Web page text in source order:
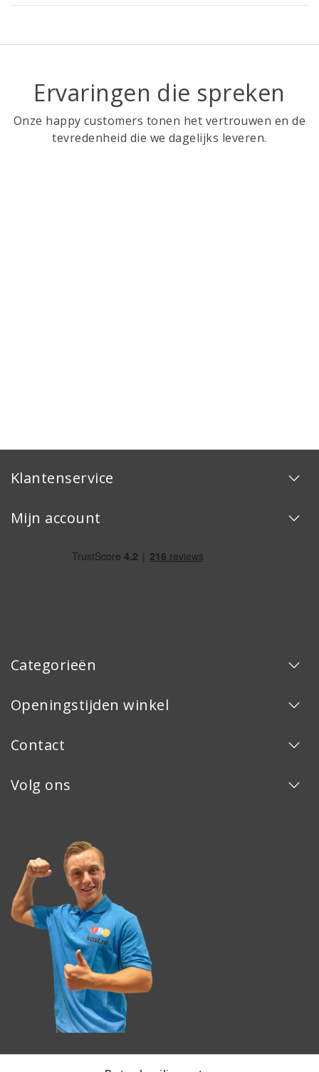
Ervaringen die spreken
Onze happy customers tonen het vertrouwen en de
tevredenheid die we dagelijks leveren.
Klantenservice
Mijn account
Categorieën
Openingstijden winkel
Contact
Volg ons